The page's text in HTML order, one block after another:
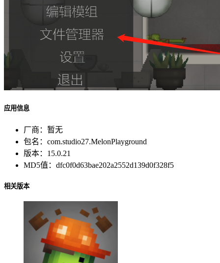
应用信息
厂商： 暂无
包名： com.studio27.MelonPlayground
版本： 15.0.21
MD5值： dfc0f0d63bae202a2552d139d0f328f5
相关版本